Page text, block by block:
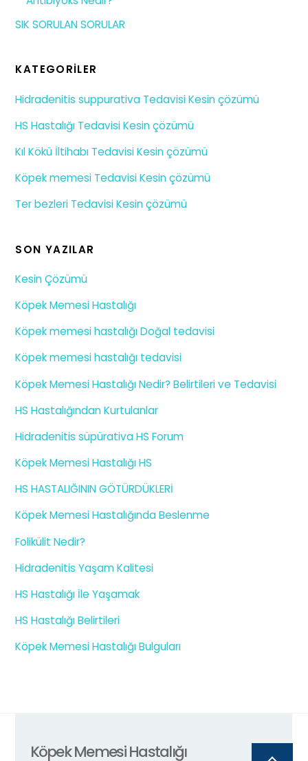
SIK SORULAN SORULAR
KATEGORILER
Hidradenitis suppurativa Tedavisi Kesin çözümü
HS Hastalığı Tedavisi Kesin çözümü
Kıl Kökü İltihabı Tedavisi Kesin çözümü
Köpek memesi Tedavisi Kesin çözümü
Ter bezleri Tedavisi Kesin çözümü
SON YAZILAR
Kesin Çözümü
Köpek Memesi Hastalığı
Köpek memesi hastalığı Doğal tedavisi
Köpek memesi hastalığı tedavisi
Köpek Memesi Hastalığı Nedir? Belirtileri ve Tedavisi
HS Hastalığından Kurtulanlar
Hidradenitis süpürativa HS Forum
Köpek Memesi Hastalığı HS
HS HASTALIĞININ GÖTÜRDÜKLERİ
Köpek Memesi Hastalığında Beslenme
Folikülit Nedir?
Hidradenitis Yaşam Kalitesi
HS Hastalığı İle Yaşamak
HS Hastalığı Belirtileri
Köpek Memesi Hastalığı Bulguları
Köpek Memesi Hastalığı